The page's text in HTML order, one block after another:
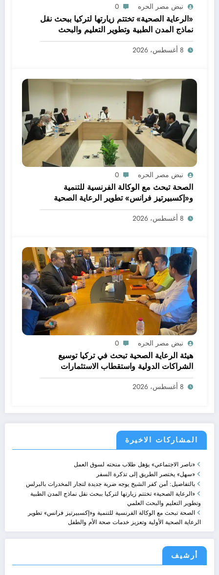
المشاركات الاخيرة
«ناصر الاجتماعي» يؤهل طلاب منحته لسوق العمل
«سهل» يختصر الطريق إلى تذكرة السفر
بالتفاصيل: أمن كفر الشيخ يوجه ضربة جديدة لتجار المخدرات بالبرلس
«الرعاية الصحية» تختتم زيارتها لتركيا ببحث نقل نماذج المدن الطبية
وتطوير التعليم والبحث العلمي
الصحة تبحث مع الوكالة الفرنسية للتنمية و«إكسبيرتيز فرانس» تطوير
الرعاية الصحية الأولية وتعزيز خدمات صحة الأم والطفل
أرشيف
نبض مصر الحره 0
«الرعاية الصحية» تختتم زيارتها لتركيا ببحث نقل
نماذج المدن الطبية وتطوير التعليم والبحث
العلمي
8 أغسطس، 2026
نبض مصر الحره 0
الصحة تبحث مع الوكالة الفرنسية للتنمية
و«إكسبيرتيز فرانس» تطوير الرعاية الصحية
الأولية وتعزيز خدمات صحة الأم والطفل
8 أغسطس، 2026
نبض مصر الحره 0
هيئة الرعاية الصحية تبحث في تركيا توسيع
الشراكات الدولية واستقطاب الاستثمارات
لإنشاء مراكز طبية متخصصة وتعزيز السياحة
العلاجية
8 أغسطس، 2026